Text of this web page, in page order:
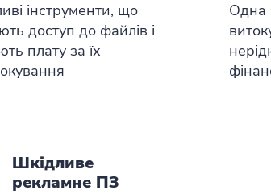
інструменти, що
доступ до файлів і
плату за їх
Одна
Шкідливе
рекламне ПЗ